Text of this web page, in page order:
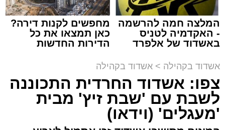
תגים:אשדוד, קאליש, מעגלים
האירוע שלא ישכח באשדוד ממשיך להכות גלים
ברחבי העיר: צפו בגלריה המרהיבה המלאה
מעדשת מצלמתו של הצלם יהושע פרוכטר
מאירוע 'זיץ שבת' של מעגלים מבית סיעת אשדוד
המלצה חמה להרשמה
- האקדמיה לטניס
באשדוד של אלפרד
מחפשים לקנות דירה?
כאן תמצאו את כל
הדירות החדשות
אשדוד בקהילה > אשדוד בקהילה
צפו: אשדוד החרדית התכוננה
לשבת עם 'שבת זיץ' מבית
'מעגלים' (וידאו)